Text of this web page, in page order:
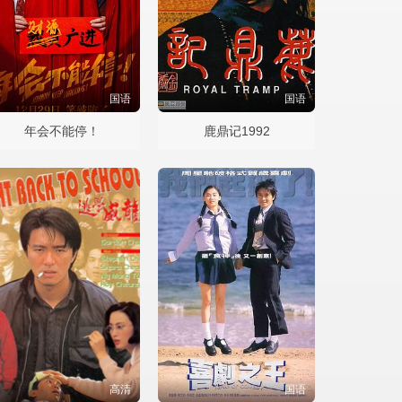
国语
年会不能停！
国语
鹿鼎记1992
高清 国语